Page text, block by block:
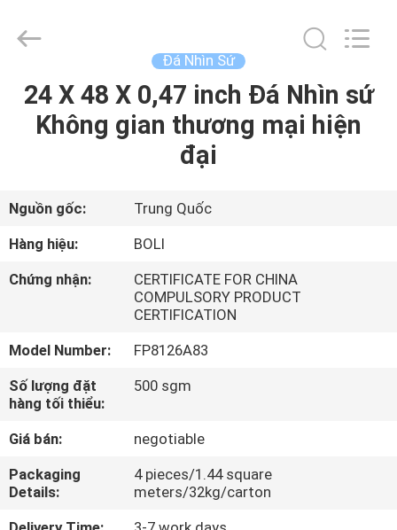
NHÀ
VIDEO
VỀ
TÔI
CHUYẾN
THAM
QUAN
NHÀ
CERAMICS
Reserved.
Đá Nhìn Sứ
24 X 48 X 0,47 inch Đá Nhìn sứ
Không gian thương mại hiện
đại
Nguồn gốc:
Trung Quốc
Hàng hiệu:
BOLI
Chứng nhận:
CERTIFICATE FOR CHINA
COMPULSORY PRODUCT
CERTIFICATION
Model Number:
FP8126A83
Số lượng đặt
hàng tối thiểu:
500 sgm
Giá bán:
negotiable
Packaging
Details:
4 pieces/1.44 square
meters/32kg/carton